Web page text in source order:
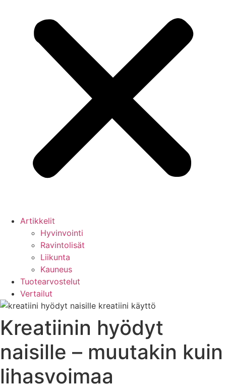
Artikkelit
Hyvinvointi
Ravintolisät
Liikunta
Kauneus
Tuotearvostelut
Vertailut
Kreatiinin hyödyt
naisille – muutakin kuin
lihasvoimaa